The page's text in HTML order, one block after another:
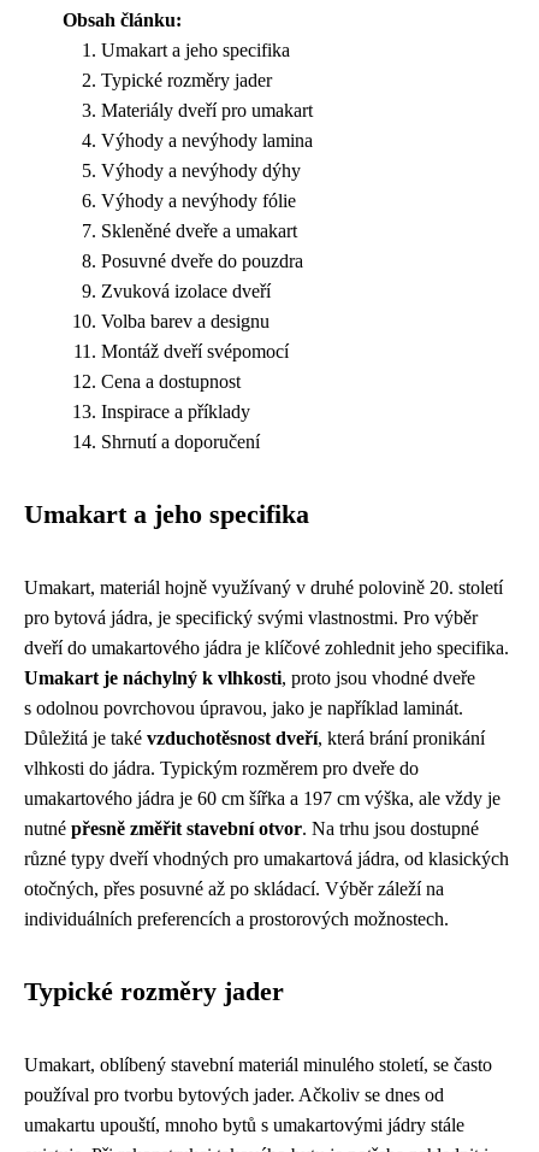
Obsah článku:
Umakart a jeho specifika
Typické rozměry jader
Materiály dveří pro umakart
Výhody a nevýhody lamina
Výhody a nevýhody dýhy
Výhody a nevýhody fólie
Skleněné dveře a umakart
Posuvné dveře do pouzdra
Zvuková izolace dveří
Volba barev a designu
Montáž dveří svépomocí
Cena a dostupnost
Inspirace a příklady
Shrnutí a doporučení
Umakart a jeho specifika
Umakart, materiál hojně využívaný v druhé polovině 20. století
pro bytová jádra, je specifický svými vlastnostmi. Pro výběr
dveří do umakartového jádra je klíčové zohlednit jeho specifika.
Umakart je náchylný k vlhkosti, proto jsou vhodné dveře
s odolnou povrchovou úpravou, jako je například laminát.
Důležitá je také vzduchotěsnost dveří, která brání pronikání
vlhkosti do jádra. Typickým rozměrem pro dveře do
umakartového jádra je 60 cm šířka a 197 cm výška, ale vždy je
nutné přesně změřit stavební otvor. Na trhu jsou dostupné
různé typy dveří vhodných pro umakartová jádra, od klasických
otočných, přes posuvné až po skládací. Výběr záleží na
individuálních preferencích a prostorových možnostech.
Typické rozměry jader
Umakart, oblíbený stavební materiál minulého století, se často
používal pro tvorbu bytových jader. Ačkoliv se dnes od
umakartu upouští, mnoho bytů s umakartovými jádry stále